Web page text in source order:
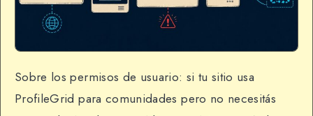
Sobre los permisos de usuario: si tu sitio usa
ProfileGrid para comunidades pero no necesitás